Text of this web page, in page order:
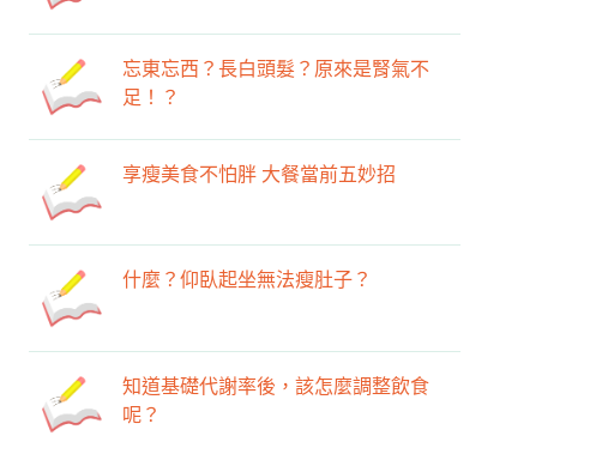
忘東忘西？長白頭髮？原來是腎氣不
足！？
享瘦美食不怕胖 大餐當前五妙招
什麼？仰臥起坐無法瘦肚子？
知道基礎代謝率後，該怎麼調整飲食
呢？